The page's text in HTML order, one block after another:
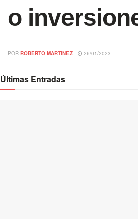
o
POR ROBERTO MARTINEZ 26/01/2023
Últimas Entradas